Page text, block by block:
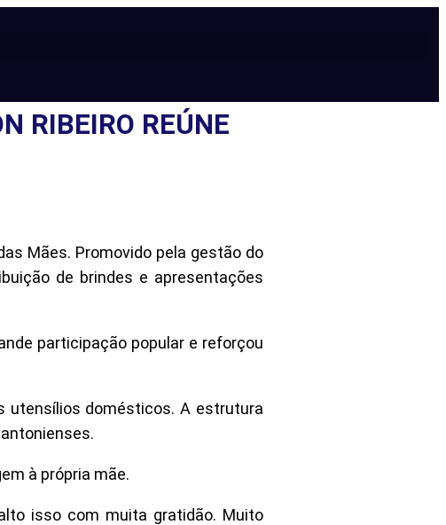
RIBEIRO REÚNE
Mães. Promovido pela gestão do
de brindes e apresentações
participação popular e reforçou
utensílios domésticos. A estrutura
à própria mãe.
isso com muita gratidão. Muito